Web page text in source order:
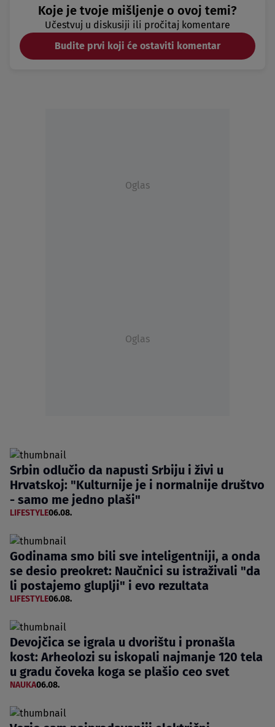
Koje je tvoje mišljenje o ovoj temi?
Učestvuj u diskusiji ili pročitaj komentare
Budite prvi koji će ostaviti komentar
Oglas
Oglas
Srbin odlučio da napusti Srbiju i živi u
Hrvatskoj: "Kulturnije je i normalnije društvo
- samo me jedno plaši"
LIFESTYLE06.08.
Godinama smo bili sve inteligentniji, a onda
se desio preokret: Naučnici su istraživali "da
li postajemo gluplji" i evo rezultata
LIFESTYLE06.08.
Devojčica se igrala u dvorištu i pronašla
kost: Arheolozi su iskopali najmanje 120 tela
u gradu čoveka koga se plašio ceo svet
NAUKA06.08.